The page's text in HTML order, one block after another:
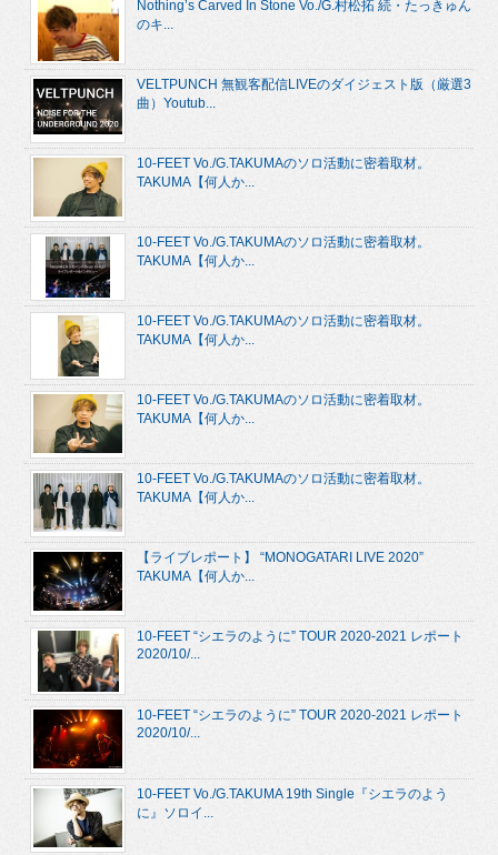
Nothing’s Carved In Stone Vo./G.村松拓 続・たっきゅん
のキ...
VELTPUNCH 無観客配信LIVEのダイジェスト版（厳選3
曲）Youtub...
10-FEET Vo./G.TAKUMAのソロ活動に密着取材。
TAKUMA【何人か...
10-FEET Vo./G.TAKUMAのソロ活動に密着取材。
TAKUMA【何人か...
10-FEET Vo./G.TAKUMAのソロ活動に密着取材。
TAKUMA【何人か...
10-FEET Vo./G.TAKUMAのソロ活動に密着取材。
TAKUMA【何人か...
10-FEET Vo./G.TAKUMAのソロ活動に密着取材。
TAKUMA【何人か...
【ライブレポート】 “MONOGATARI LIVE 2020”
TAKUMA【何人か...
10-FEET “シエラのように” TOUR 2020-2021 レポート
2020/10/...
10-FEET “シエラのように” TOUR 2020-2021 レポート
2020/10/...
10-FEET Vo./G.TAKUMA 19th Single『シエラのよう
に』ソロイ...